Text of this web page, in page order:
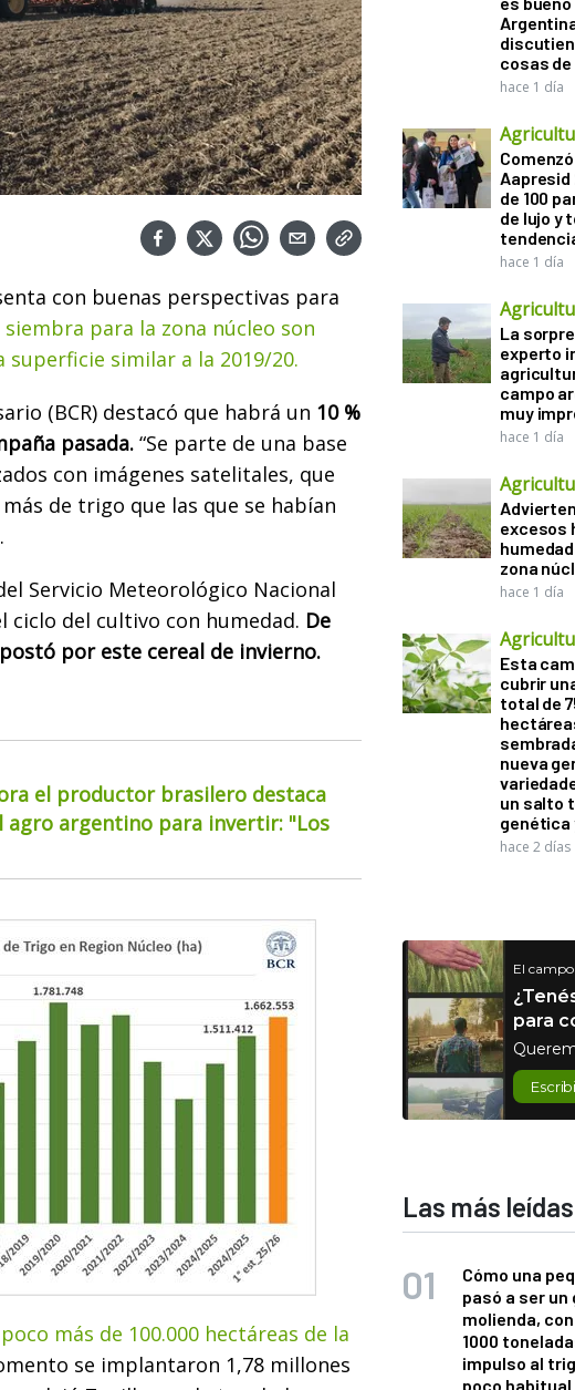
con buenas perspectivas para
para la zona núcleo son
similar a la 2019/20.
(BCR) destacó que habrá un 10 %
pasada. “Se parte de una base
con imágenes satelitales, que
de trigo que las que se habían
Servicio Meteorológico Nacional
ciclo del cultivo con humedad. De
por este cereal de invierno.
el productor brasilero destaca
agro argentino para invertir: "Los
más de 100.000 hectáreas de la
se implantaron 1,78 millones
cosas de
hace 1 día
Aapresid
de 100
de lujo y
hace 1 día
La
experto
campo
muy
hace 1 día
excesos
zona
hace 1 día
Esta
cubrir
total de
nueva
un salto
genética
hace 2 días
El
para
Las más leídas
Cómo una
pasó a ser un
molienda,
1000
impulso al
poco habitual